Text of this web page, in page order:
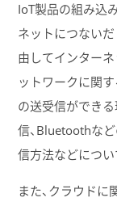
IoT製品の組み込
ネットにつない
由してインター
ットワークに関
の送受信ができる
信、Bluetoothな
信方法などにつ
また、クラウド